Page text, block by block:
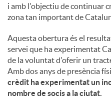
i amb l'objectiu de continuar
zona tan important de
Aquesta obertura és el
servei que ha experimentat
de la voluntat d'oferir un
Amb dos anys de presència
crèdit ha experimentat un
nombre de socis a la ciutat.